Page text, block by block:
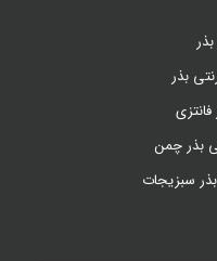
بذر
بذر چمن
سبزیجات